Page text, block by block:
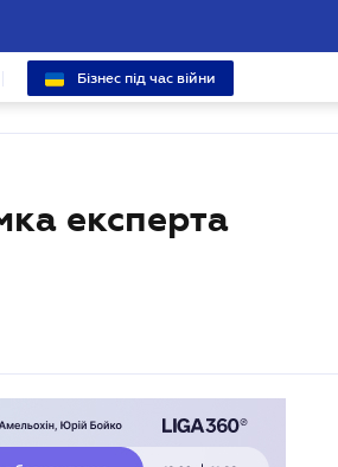
Бізнес під час війни
експерта